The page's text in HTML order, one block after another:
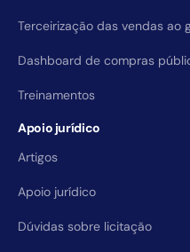
Terceirização das vendas ao
Dashboard de compras
Treinamentos
Apoio jurídico
Artigos
Apoio jurídico
Dúvidas sobre licitação